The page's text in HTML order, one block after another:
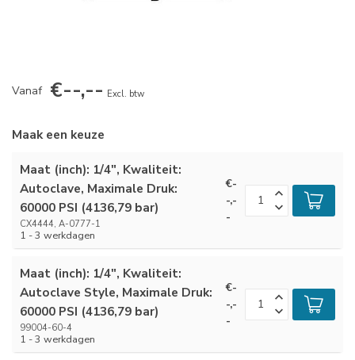
Vanaf €--,-- Excl. btw
Maak een keuze
Maat (inch): 1/4", Kwaliteit:
Autoclave, Maximale Druk:
60000 PSI (4136,79 bar)
CX4444, A-0777-1
1 - 3 werkdagen
€-
-,-
-
Maat (inch): 1/4", Kwaliteit:
Autoclave Style, Maximale Druk:
60000 PSI (4136,79 bar)
99004-60-4
1 - 3 werkdagen
€-
-,-
-